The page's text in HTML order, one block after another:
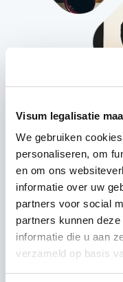
Visum legalisatie
We gebruiken
personaliseren, om
en om ons
informatie over uw
partners voor social
partners kunnen
informatie die u aan
verzameld op basis
Waarom kiezen
Wij onderscheidden
wensen van onze
ons op de volgende
Goed beveiligd
Eigen dashboard
Expert
Betrouwbaar